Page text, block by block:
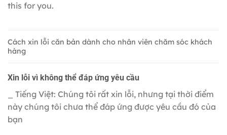
this for you.
Cách xin lỗi căn bản dành cho nhân viên chăm sóc khách
hàng
Xin lỗi vì không thể đáp ứng yêu cầu
_ Tiếng Việt: Chúng tôi rất xin lỗi, nhưng tại thời điểm
này chúng tôi chưa thể đáp ứng được yêu cầu đó của
bạn